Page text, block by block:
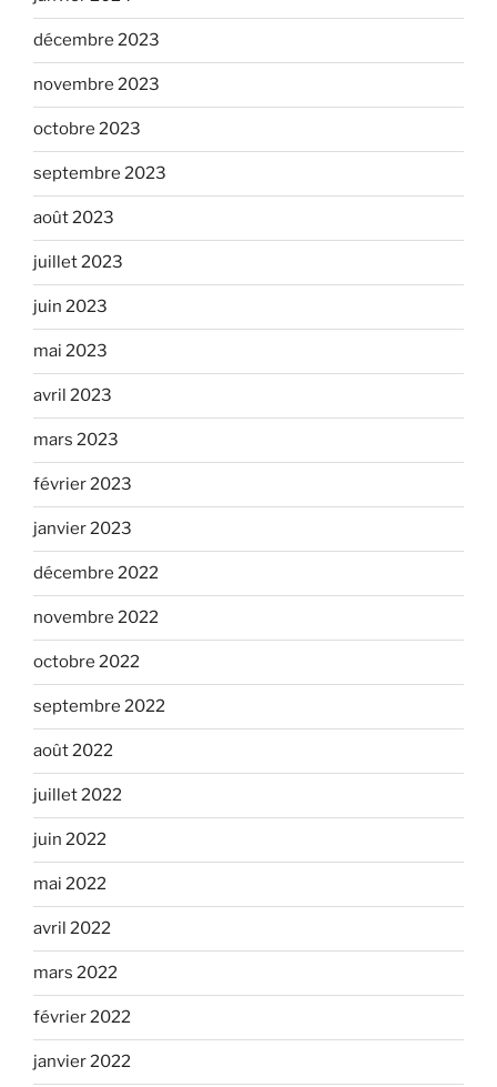
décembre 2023
novembre 2023
octobre 2023
septembre 2023
août 2023
juillet 2023
juin 2023
mai 2023
avril 2023
mars 2023
février 2023
janvier 2023
décembre 2022
novembre 2022
octobre 2022
septembre 2022
août 2022
juillet 2022
juin 2022
mai 2022
avril 2022
mars 2022
février 2022
janvier 2022